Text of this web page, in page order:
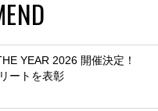
YEAR 2026 開催決定！
ートを表彰